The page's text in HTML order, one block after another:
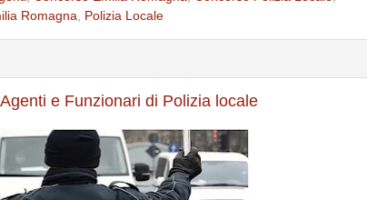
Romagna
Polizia Locale
e Funzionari di Polizia locale